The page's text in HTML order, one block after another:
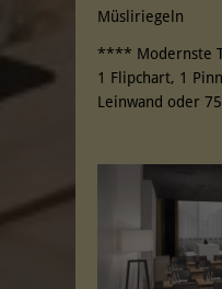
Müsliriegeln
**** Modernste
1 Flipchart, 1
Leinwand oder